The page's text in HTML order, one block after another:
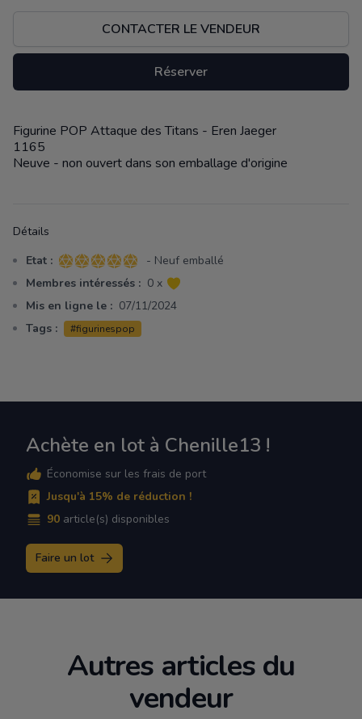
CONTACTER LE VENDEUR
Réserver
Description
Figurine POP Attaque des Titans - Eren Jaeger
1165
Neuve - non ouvert dans son emballage d'origine
Détails
Etat : 5 sur 5 étoiles
- Neuf emballé
Membres intéressés : 0 x
Mis en ligne le : 07/11/2024
Tags :
#figurinespop
Achète en lot à Chenille13 !
Économise sur les frais de port
Jusqu'à 15% de réduction !
90 article(s) disponibles
Faire un lot
Autres articles du
vendeur